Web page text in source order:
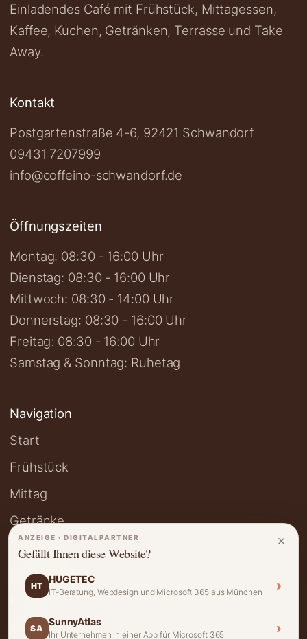
Einladendes Café mit Frühstück, Mittagessen,
Kaffee, Kuchen, Getränken, Terrasse und Take
Away.
Kontakt
Postgartenstraße 4-6, 92421 Schwandorf
09431 7207999
info@coffeino-schwandorf.de
Öffnungszeiten
Montag: 08:30 - 16:00 Uhr
Dienstag: 08:30 - 16:00 Uhr
Mittwoch: 08:30 - 14:00 Uhr
Donnerstag: 08:30 - 16:00 Uhr
Freitag: 08:30 - 16:00 Uhr
Samstag & Sonntag: Ruhetag
Navigation
Start
Frühstück
Mittag
Getränke
Take Away
Wochenkarte
Kontakt
Mein Konto
ANZEIGE · DIGITALPARTNER ×
Gefällt Ihnen diese Website?
HT
HUGETEC
IT-Beratung, Webdesign und Microsoft 365 aus München ›
SA
SunnyAtlas
Ihr Unternehmen in einer App für Microsoft 365 ›